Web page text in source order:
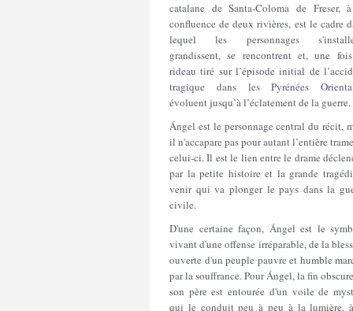
catalane de Santa-Coloma de Freser,
confluence de deux rivières, est le cadre
lequel les personnages
grandissent, se rencontrent et, une
rideau tiré sur l’épisode initial de
tragique dans les Pyrénées
évoluent jusqu’à l’éclatement de la guerre.
Ángel est le personnage central du récit,
il n'accapare pas pour autant l’entière
celui-ci. Il est le lien entre le drame
par la petite histoire et la grande
venir qui va plonger le pays dans la
civile.
D'une certaine façon, Ángel est le
vivant d'une offense irréparable, de la
ouverte d'un peuple pauvre et humble
par la souffrance. Pour Ángel, la fin
son père est entourée d'un voile de
qui le conduit peu à peu à la lumière,